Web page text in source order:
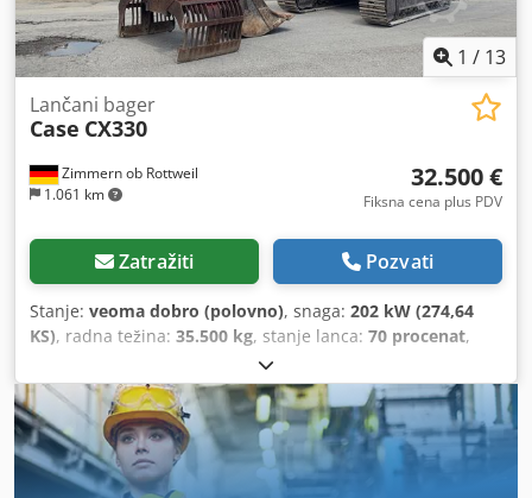
1 / 13
Zimmern ob Rottweil
1.061 km
Lančani bager
Case CX330
32.500 €
Fiksna cena plus PDV
Zatražiti Pozvati
Stanje: veoma dobro (polovno), snaga: 202 kW (274,64
KS), radna težina: 35.500 kg, stanje lanca: 70 procenat,
, radni sati:
klima uređaj, CASE CX330 Godina proizvodnje: 2006 Radni
sati: 9.139 sati Zatvorena kabina Klimatizacija Cjdpozp Rm
Refx Alcorf Radio Centralno podmazivanje Standardna
ruka Dužina ruke: 3,30 m Kompletna hidraulička instalacija
(za čekić, klešta, makaze) Brza spojnica OQ80 1 x kašika –